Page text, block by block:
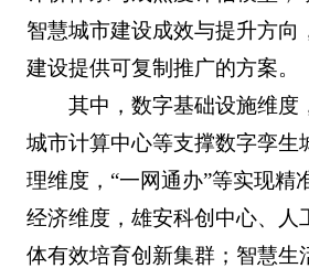
智慧城市建设成效与提升方向
建设提供可复制推广的方案。
其中，数字基础设施维度
城市计算中心等支撑数字孪生
理维度，“一网通办”等实现精
经济维度，雄安科创中心、人
体有效培育创新集群；智慧生